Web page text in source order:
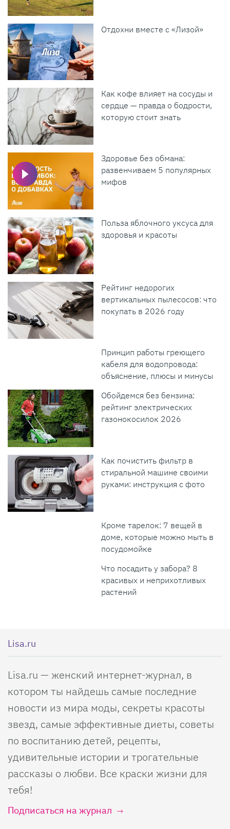
Отдохни вместе с «Лизой»
Как кофе влияет на сосуды и
сердце — правда о бодрости,
которую стоит знать
Здоровье без обмана:
развенчиваем 5 популярных
мифов
Польза яблочного уксуса для
здоровья и красоты
Рейтинг недорогих
вертикальных пылесосов: что
покупать в 2026 году
Принцип работы греющего
кабеля для водопровода:
объяснение, плюсы и минусы
Обойдемся без бензина:
рейтинг электрических
газонокосилок 2026
Как почистить фильтр в
стиральной машине своими
руками: инструкция с фото
Кроме тарелок: 7 вещей в
доме, которые можно мыть в
посудомойке
Что посадить у забора? 8
красивых и неприхотливых
растений
Lisa.ru
Lisa.ru — женский интернет-журнал, в
котором ты найдешь самые последние
новости из мира моды, секреты красоты
звезд, самые эффективные диеты, советы
по воспитанию детей, рецепты,
удивительные истории и трогательные
рассказы о любви. Все краски жизни для
тебя!
Подписаться на журнал